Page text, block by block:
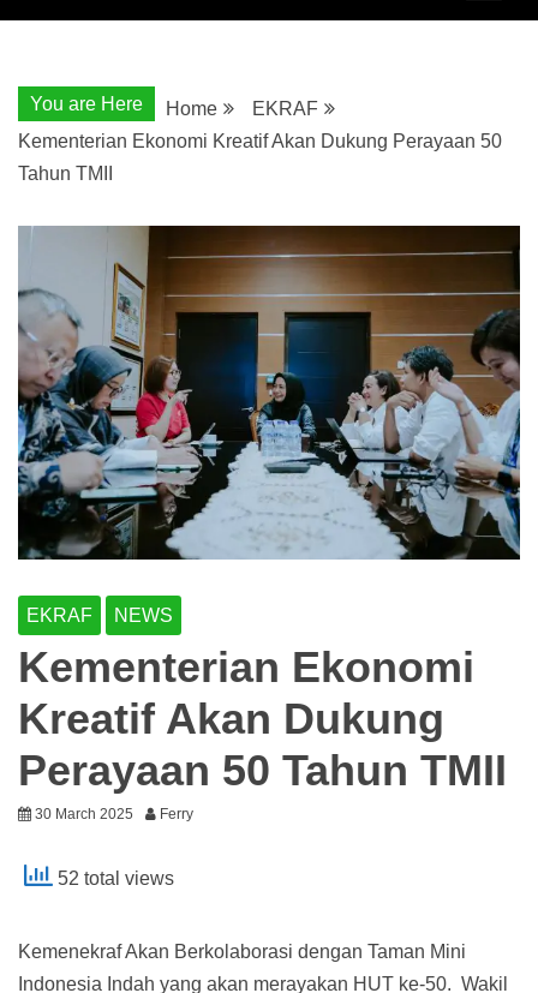
You are Here Home
EKRAF
Kementerian Ekonomi Kreatif Akan Dukung Perayaan 50
Tahun TMII
EKRAF NEWS
Kementerian Ekonomi
Kreatif Akan Dukung
Perayaan 50 Tahun TMII
30 March 2025 Ferry
52 total views
Kemenekraf Akan Berkolaborasi dengan Taman Mini
Indonesia Indah yang akan merayakan HUT ke-50. Wakil